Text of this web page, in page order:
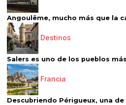
Angoulême, mucho más que la
Destinos
Salers es uno de los pueblos
Francia
Descubriendo Périgueux, una